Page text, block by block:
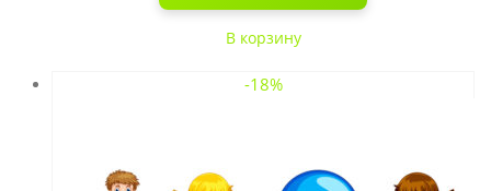
В корзину
-18%